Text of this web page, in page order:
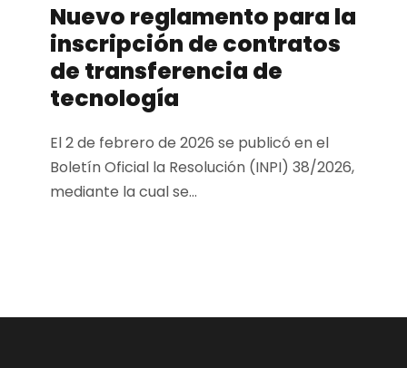
Nuevo reglamento para la
inscripción de contratos
de transferencia de
tecnología
El 2 de febrero de 2026 se publicó en el
Boletín Oficial la Resolución (INPI) 38/2026,
mediante la cual se...